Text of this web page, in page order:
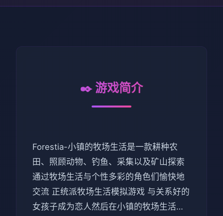
✒️ 游戏简介
Forestia-小镇的牧场生活是一款耕种农
田、照顾动物、钓鱼、采集以及矿山探索
通过牧场生活与个性多彩的角色们愉快地
交流 正统派牧场生活模拟游戏 与关系好的
女孩子成为恋人然后在小镇的牧场生活…